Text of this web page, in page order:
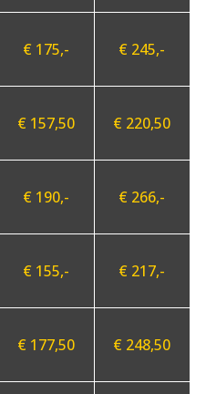
€ 175,- € 245,-
€ 157,50 € 220,50
€ 190,- € 266,-
€ 155,- € 217,-
€ 177,50 € 248,50